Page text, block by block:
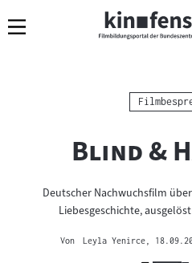
Navigation
zum
zur
"
Blind &
Deutscher Nachwuchsfilm
Liebesgeschichte,
Von Leyla Yenirce ,